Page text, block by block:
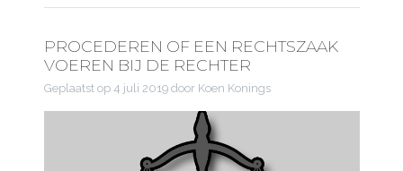
PROCEDEREN OF EEN RECHTSZAAK
VOEREN BIJ DE RECHTER
Geplaatst op 4 juli 2019door Koen Konings